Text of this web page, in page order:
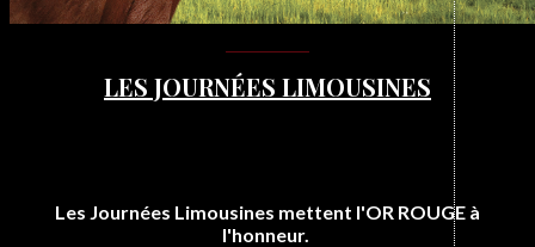
LES JOURNÉES LIMOUSINES
Les Journées Limousines mettent l'OR ROUGE à
l'honneur.